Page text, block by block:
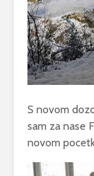
S novom
sam za nase
novom